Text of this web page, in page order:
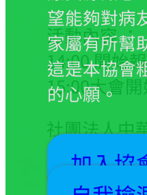
望能夠對病
家屬有所幫
這是本協會
的心願。
加入協
活動內容 ：
14:00 開始
15:00大會
社團法人中
協會
理事長 高芷